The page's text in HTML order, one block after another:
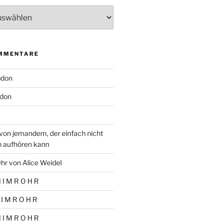
jemandem, der einfach nicht
aufhören kann
von Alice Weidel
I M R O H R
M R O H R
I M R O H R